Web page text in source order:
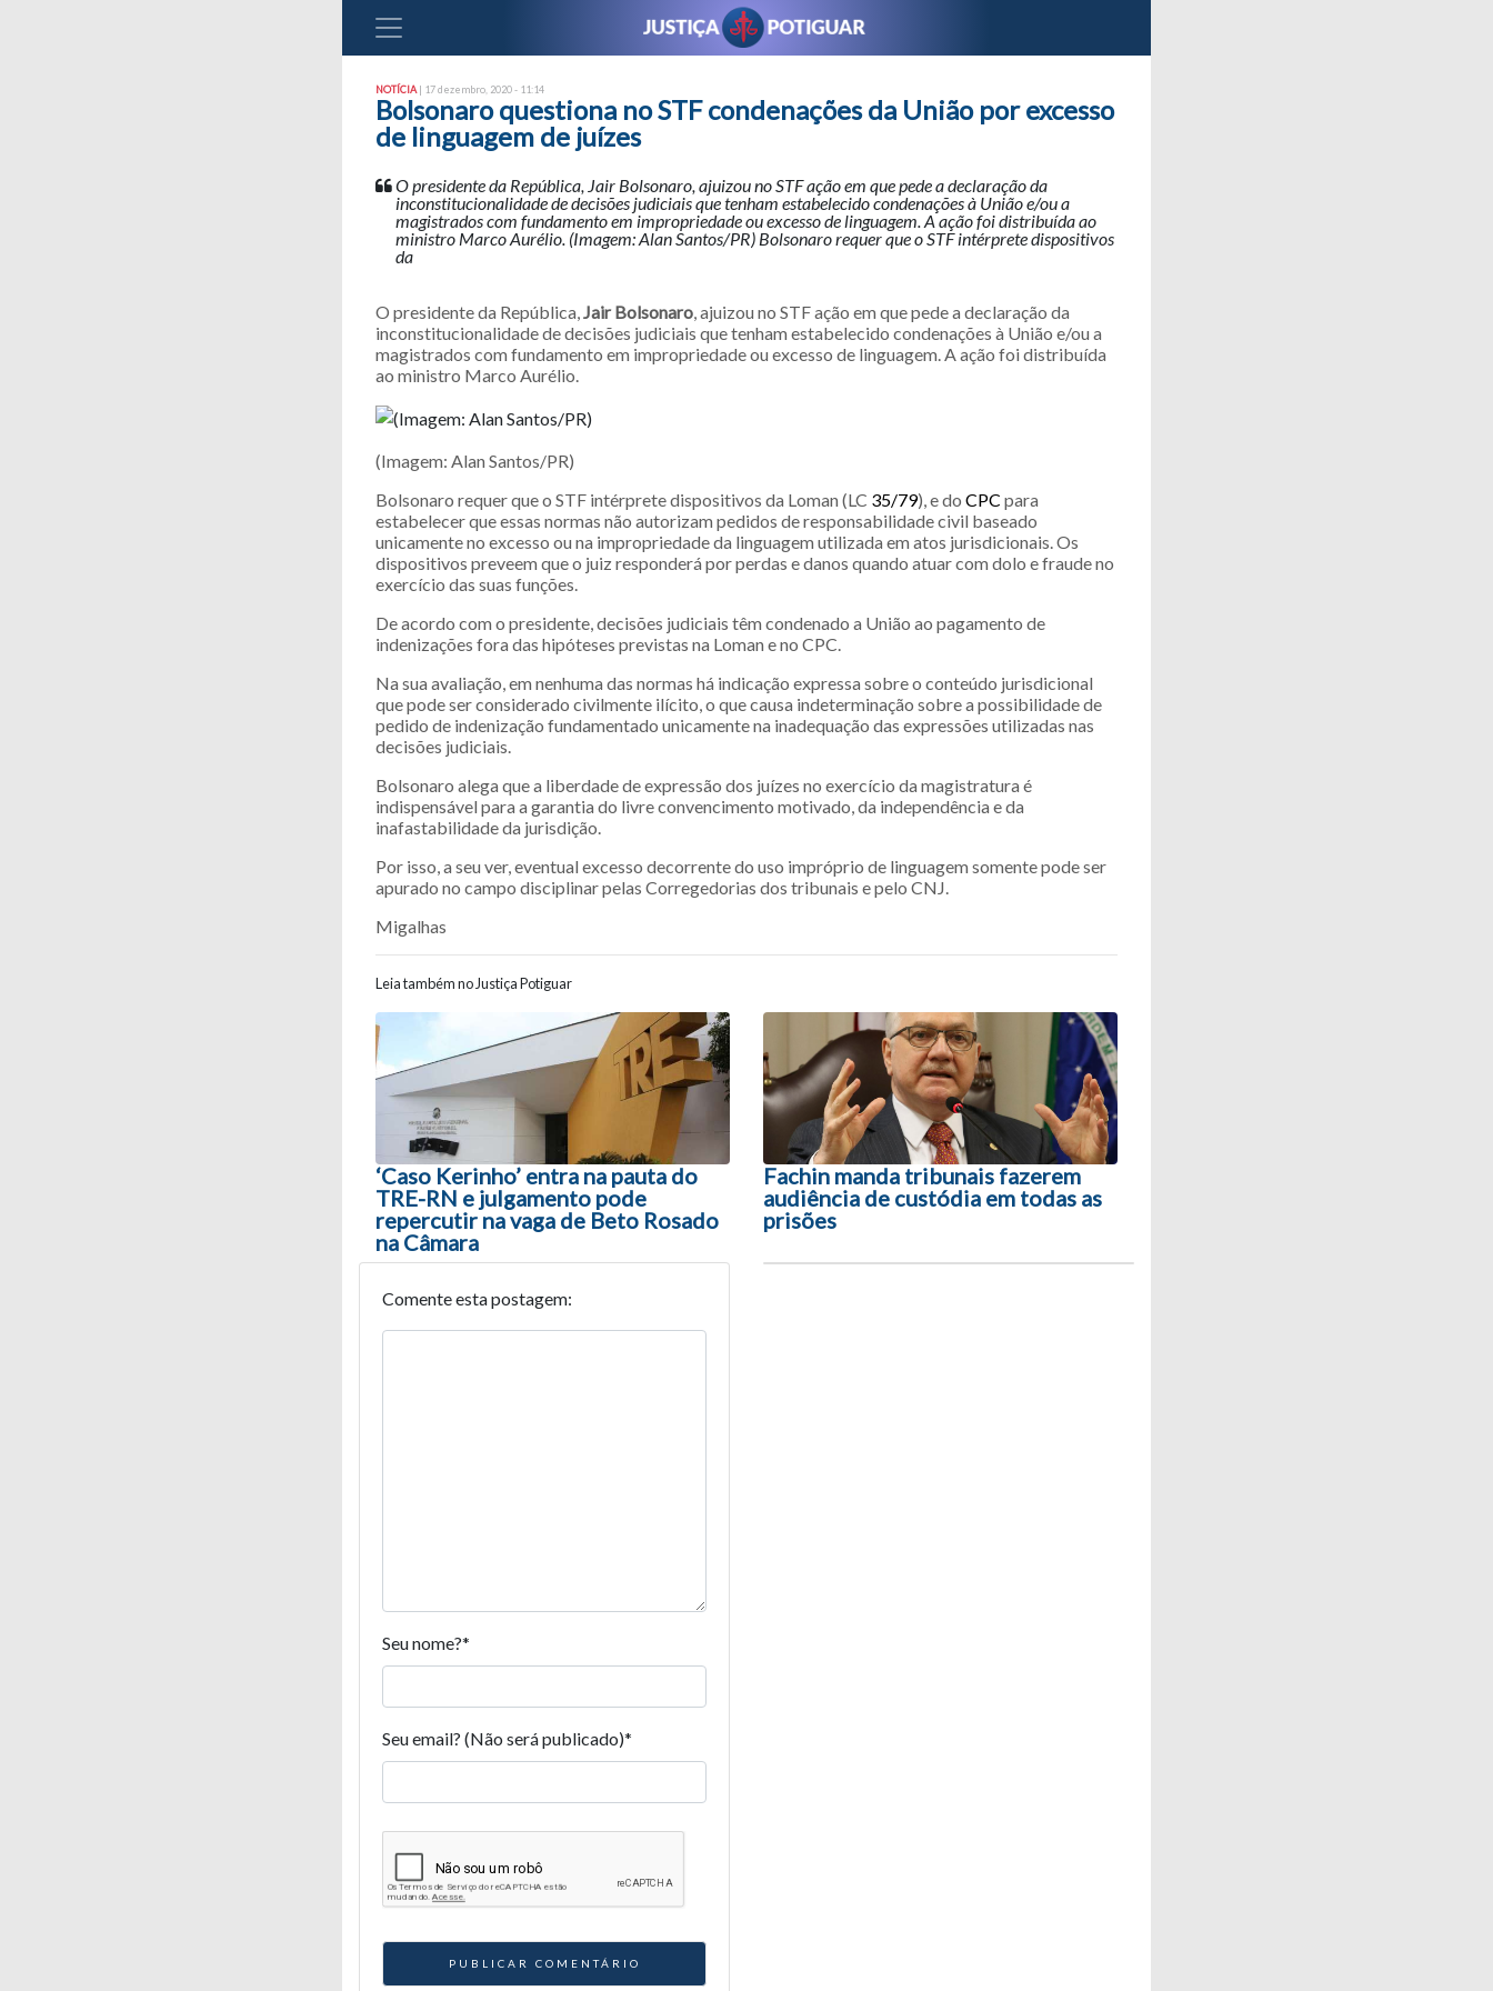
NOTÍCIA | 17 dezembro, 2020 - 11:14
Bolsonaro questiona no STF condenações da União por excesso
de linguagem de juízes
O presidente da República, Jair Bolsonaro, ajuizou no STF ação em que pede a declaração da
inconstitucionalidade de decisões judiciais que tenham estabelecido condenações à União e/ou a
magistrados com fundamento em impropriedade ou excesso de linguagem. A ação foi distribuída ao
ministro Marco Aurélio. (Imagem: Alan Santos/PR) Bolsonaro requer que o STF intérprete dispositivos
da
O presidente da República,Jair Bolsonaro, ajuizou no STF ação em que pede a declaração da
inconstitucionalidade de decisões judiciais que tenham estabelecido condenações à União e/ou a
magistrados com fundamento em impropriedade ou excesso de linguagem. A ação foi distribuída
ao ministro Marco Aurélio.
(Imagem: Alan Santos/PR)
Bolsonaro requer que o STF intérprete dispositivos da Loman (LC 35/79), e do CPC para
estabelecer que essas normas não autorizam pedidos de responsabilidade civil baseado
unicamente no excesso ou na impropriedade da linguagem utilizada em atos jurisdicionais. Os
dispositivos preveem que o juiz responderá por perdas e danos quando atuar com dolo e fraude no
exercício das suas funções.
De acordo com o presidente, decisões judiciais têm condenado a União ao pagamento de
indenizações fora das hipóteses previstas na Loman e no CPC.
Na sua avaliação, em nenhuma das normas há indicação expressa sobre o conteúdo jurisdicional
que pode ser considerado civilmente ilícito, o que causa indeterminação sobre a possibilidade de
pedido de indenização fundamentado unicamente na inadequação das expressões utilizadas nas
decisões judiciais.
Bolsonaro alega que a liberdade de expressão dos juízes no exercício da magistratura é
indispensável para a garantia do livre convencimento motivado, da independência e da
inafastabilidade da jurisdição.
Por isso, a seu ver, eventual excesso decorrente do uso impróprio de linguagem somente pode ser
apurado no campo disciplinar pelas Corregedorias dos tribunais e pelo CNJ.
Migalhas
Leia também no Justiça Potiguar
Navegação entre posts
‘Caso Kerinho’ entra na pauta do
TRE-RN e julgamento pode
repercutir na vaga de Beto Rosado
na Câmara
Fachin manda tribunais fazerem
audiência de custódia em todas as
prisões
Comente esta postagem:
Seu nome?*
Seu email? (Não será publicado)*